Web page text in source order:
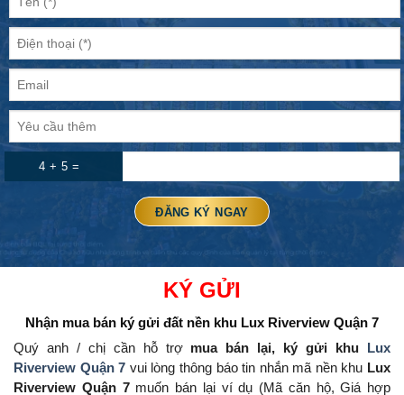
4 + 5 =
KÝ GỬI
Nhận mua bán ký gửi đất nền khu Lux Riverview Quận 7
Quý anh / chị cần hỗ trợ mua bán lại, ký gửi khu Lux
Riverview Quận 7 vui lòng thông báo tin nhắn mã nền khu Lux
Riverview Quận 7 muốn bán lại ví dụ (Mã căn hộ, Giá hợp